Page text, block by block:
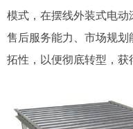
模式，在摆线外装式电动
售后服务能力、市场规
拓性，以便彻底转型，获